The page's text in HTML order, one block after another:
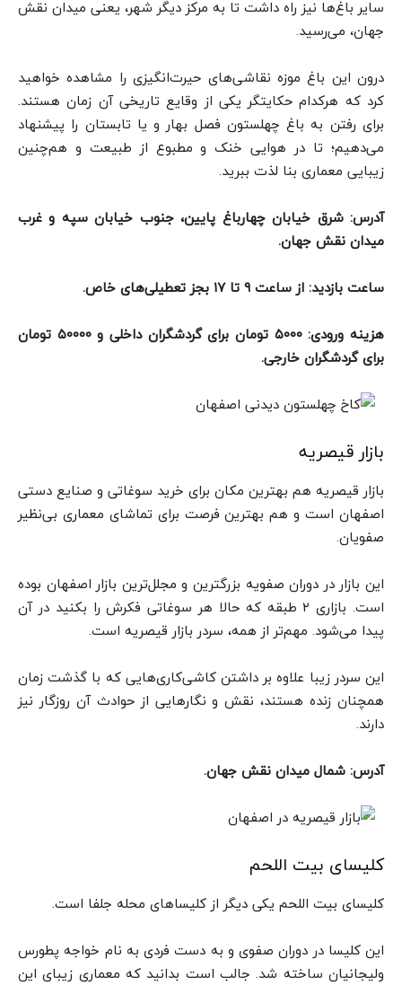
سایر باغ‌ها نیز راه داشت تا به مرکز دیگر شهر، یعنی میدان نقش
جهان، می‌رسید.
درون این باغ موزه نقاشی‌های حیرت‌انگیزی را مشاهده خواهید
کرد که هرکدام حکایتگر یکی از وقایع تاریخی آن زمان هستند.
برای رفتن به باغ چهلستون فصل بهار و یا تابستان را پیشنهاد
می‌دهیم؛ تا در هوایی خنک و مطبوع از طبیعت و هم‌چنین
زیبایی معماری بنا لذت ببرید.
آدرس: شرق خیابان چهارباغ پایین، جنوب خیابان سپه و غرب
میدان نقش‌ جهان.
ساعت بازدید: از ساعت ۹ تا ۱۷ بجز تعطیلی‌های خاص.
هزینه ورودی: ۵۰۰۰ تومان برای گردشگران داخلی و ۵۰۰۰۰ تومان
برای گردشگران خارجی.
بازار قیصریه
بازار قیصریه هم بهترین مکان برای خرید سوغاتی و صنایع دستی
اصفهان است و هم بهترین فرصت برای تماشای معماری بی‌نظیر
صفویان.
این بازار در دوران صفویه بزرگترین و مجلل‌ترین بازار اصفهان بوده
است. بازاری ۲ طبقه که حالا هر سوغاتی فکرش را بکنید در آن
پیدا می‌شود. مهم‌تر از همه،‌ سردر بازار قیصریه است.
این سردر زیبا علاوه بر داشتن کاشی‌کاری‌هایی که با گذشت زمان
همچنان زنده هستند، نقش و نگارهایی از حوادث آن روزگار نیز
دارند.
آدرس: شمال میدان نقش جهان.
کلیسای بیت اللحم
کلیسای بیت اللحم یکی دیگر از کلیساهای محله جلفا است.
این کلیسا در دوران صفوی و به دست فردی به نام خواجه پطورس
ولیجانیان ساخته شد. جالب است بدانید که معماری زیبای این